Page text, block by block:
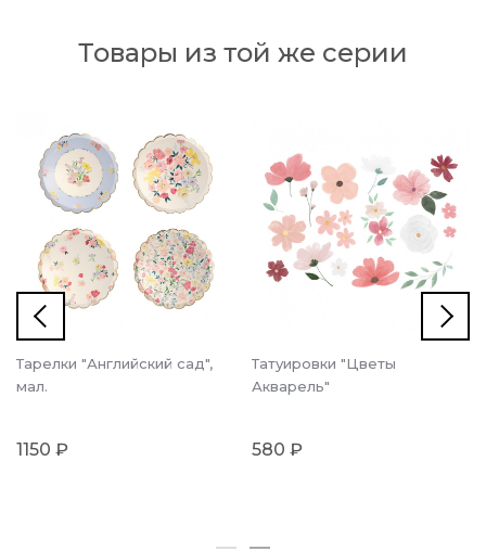
Товары из той же серии
Тарелки "Английский сад",
мал.
1150 ₽
Татуировки "Цветы
Акварель"
580 ₽